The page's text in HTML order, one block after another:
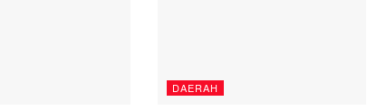
DAERAH